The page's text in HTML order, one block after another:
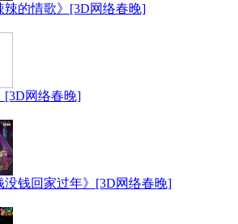
辣的情歌》[3D网络春晚]
[3D网络春晚]
没钱回家过年》[3D网络春晚]